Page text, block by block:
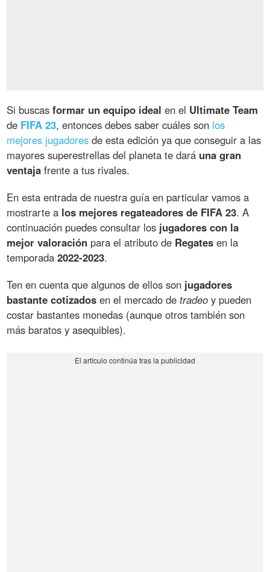
Si buscasformar un equipo ideal en el Ultimate Team
de FIFA 23, entonces debes saber cuáles son los
mejores jugadores de esta edición ya que conseguir a las
mayores superestrellas del planeta te dará una gran
ventaja frente a tus rivales.
En esta entrada de nuestra guía en particular vamos a
mostrarte a los mejores regateadores de FIFA 23. A
continuación puedes consultar los jugadores con la
mejor valoración para el atributo de Regates en la
temporada2022-2023.
Ten en cuenta que algunos de ellos son jugadores
bastante cotizados en el mercado detradeo y pueden
costar bastantes monedas (aunque otros también son
más baratos y asequibles).